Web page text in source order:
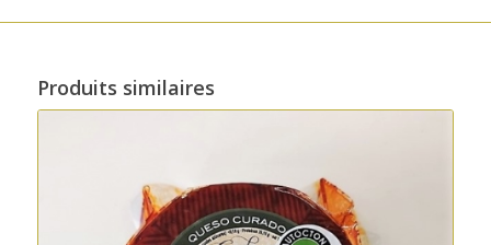
Produits similaires